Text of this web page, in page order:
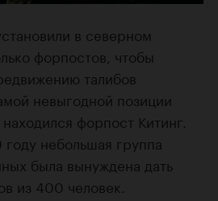
в северном
форпостов, чтобы
талибов
невыгодной позиции
форпост Китинг.
небольшая группа
была вынуждена дать
из 400 человек.